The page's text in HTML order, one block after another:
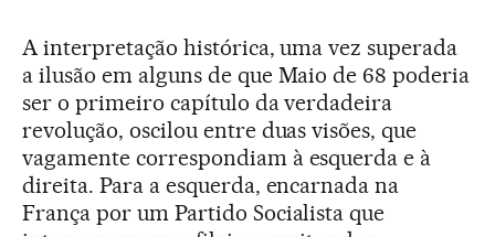
A interpretação histórica, uma vez superada
a ilusão em alguns de que Maio de 68 poderia
ser o primeiro capítulo da verdadeira
revolução, oscilou entre duas visões, que
vagamente correspondiam à esquerda e à
direita. Para a esquerda, encarnada na
França por um Partido Socialista que